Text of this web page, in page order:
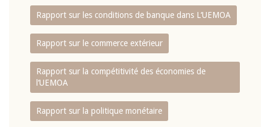
Rapport sur les conditions de banque dans L‘UEMOA
Rapport sur le commerce extérieur
Rapport sur la compétitivité des économies de
l‘UEMOA
Rapport sur la politique monétaire